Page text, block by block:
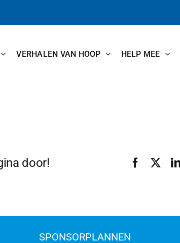
VERHALEN VAN HOOP HELP MEE
door!
SPONSORPLANNEN